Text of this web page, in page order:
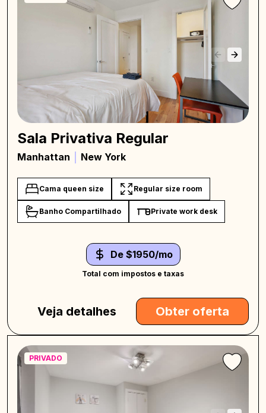
Sala Privativa Regular
Manhattan New York
Cama queen size Regular size room
Banho Compartilhado Private work desk
De $1950/mo
Total com impostos e taxas
Veja detalhes Obter oferta
PRIVADO